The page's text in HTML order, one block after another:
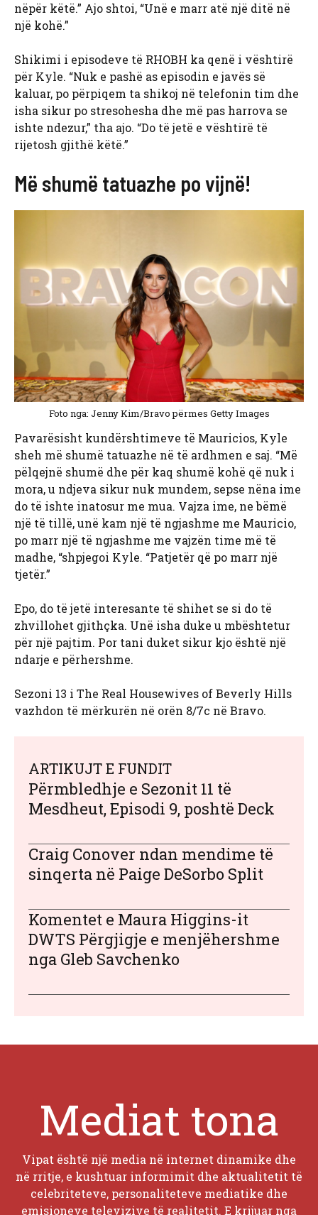
nëpër këtë.” Ajo shtoi, “Unë e marr atë një ditë në
një kohë.”
Shikimi i episodeve të RHOBH ka qenë i vështirë
për Kyle. “Nuk e pashë as episodin e javës së
kaluar, po përpiqem ta shikoj në telefonin tim dhe
isha sikur po stresohesha dhe më pas harrova se
ishte ndezur,” tha ajo. “Do të jetë e vështirë të
rijetosh gjithë këtë.”
Më shumë tatuazhe po vijnë!
Foto nga: Jenny Kim/Bravo përmes Getty Images
Pavarësisht kundërshtimeve të Mauricios, Kyle
sheh më shumë tatuazhe në të ardhmen e saj. “Më
pëlqejnë shumë dhe për kaq shumë kohë që nuk i
mora, u ndjeva sikur nuk mundem, sepse nëna ime
do të ishte inatosur me mua. Vajza ime, ne bëmë
një të tillë, unë kam një të ngjashme me Mauricio,
po marr një të ngjashme me vajzën time më të
madhe, “shpjegoi Kyle. “Patjetër që po marr një
tjetër.”
Epo, do të jetë interesante të shihet se si do të
zhvillohet gjithçka. Unë isha duke u mbështetur
për një pajtim. Por tani duket sikur kjo është një
ndarje e përhershme.
Sezoni 13 i The Real Housewives of Beverly Hills
vazhdon të mërkurën në orën 8/7c në Bravo.
ARTIKUJT E FUNDIT
Përmbledhje e Sezonit 11 të
Mesdheut, Episodi 9, poshtë Deck
Craig Conover ndan mendime të
sinqerta në Paige DeSorbo Split
Komentet e Maura Higgins-it
DWTS Përgjigje e menjëhershme
nga Gleb Savchenko
Mediat tona
Vipat është një media në internet dinamike dhe
në rritje, e kushtuar informimit dhe aktualitetit të
celebriteteve, personaliteteve mediatike dhe
emisioneve televizive të realitetit. E krijuar nga